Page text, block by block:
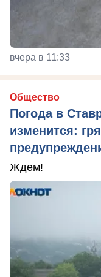
вчера в 11:33
Общество
Погода в
изменится:
Ждем!